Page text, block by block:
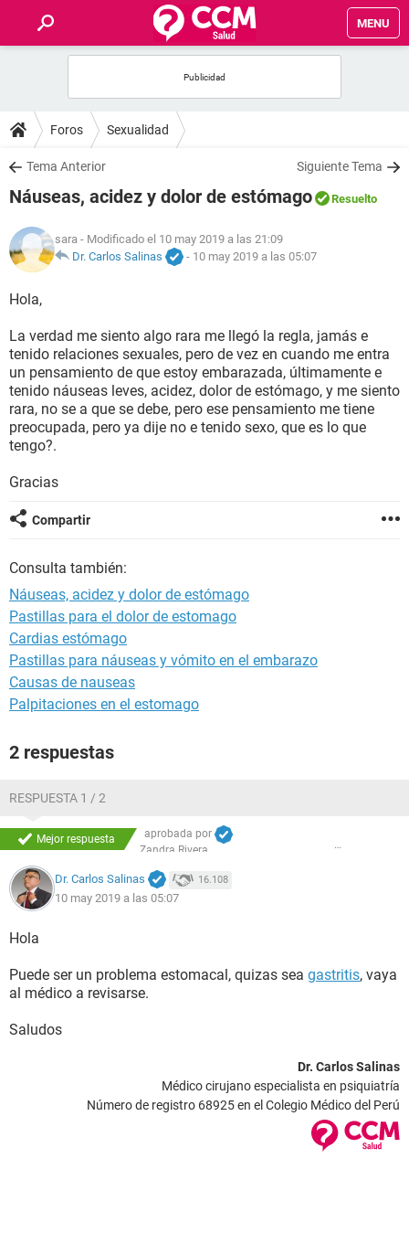
MENU
FOROS
SALUD
NUTRICIÓN
BIENESTAR
SEXUALIDAD
GLOSARIO
Foros Sexualidad
Tema Anterior Siguiente Tema
Náuseas, acidez y dolor de estómago Resuelto
sara - Modificado el 10 may 2019 a las 21:09
Dr. Carlos Salinas
- 10 may 2019 a las 05:07
Hola,
La verdad me siento algo rara me llegó la regla, jamás e
tenido relaciones sexuales, pero de vez en cuando me entra
un pensamiento de que estoy embarazada, últimamente e
tenido náuseas leves, acidez, dolor de estómago, y me siento
rara, no se a que se debe, pero ese pensamiento me tiene
preocupada, pero ya dije no e tenido sexo, que es lo que
tengo?.
Gracias
Compartir
Consulta también:
Náuseas, acidez y dolor de estómago
Pastillas para el dolor de estomago
Cardias estómago
Pastillas para náuseas y vómito en el embarazo
Causas de nauseas
Palpitaciones en el estomago
2 respuestas
RESPUESTA 1 / 2
Mejor respuesta
aprobada por
Zandra Rivera
Dr. Carlos Salinas 16.108
10 may 2019 a las 05:07
Hola
Puede ser un problema estomacal, quizas sea gastritis, vaya
al médico a revisarse.
Saludos
Dr. Carlos Salinas
Médico cirujano especialista en psiquiatría
Número de registro 68925 en el Colegio Médico del Perú